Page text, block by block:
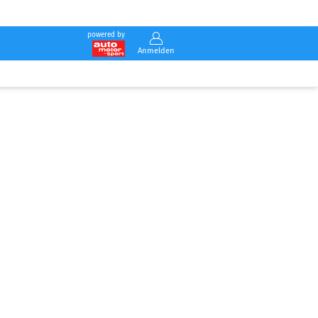
powered by
Anmelden